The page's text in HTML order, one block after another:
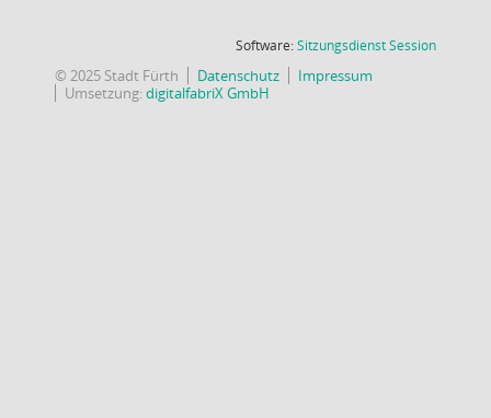
Software:SitzungsdienstSession(Wird in
© 2025 Stadt Fürth Datenschutz
Impressum
Umsetzung:digitalfabriX GmbH